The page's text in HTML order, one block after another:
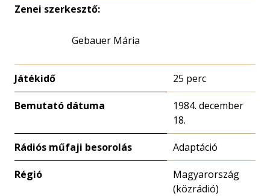
Zenei szerkesztő:
Gebauer Mária
Játékidő 25 perc
Bemutató dátuma
1984. december
18.
Rádiós műfaji besorolás Adaptáció
Régió
Magyarország
(közrádió)